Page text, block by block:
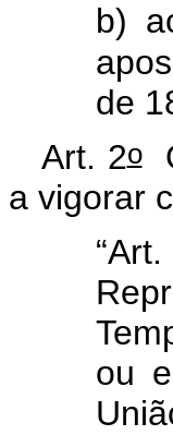
b)
de
Art. 2o
a vigorar
ou